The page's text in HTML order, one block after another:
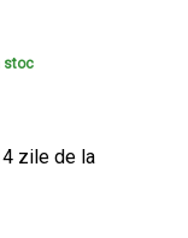
stoc
zile de la